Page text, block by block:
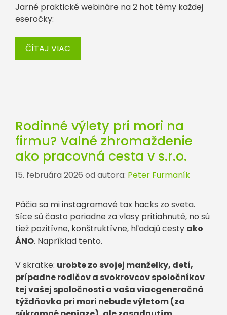
Jarné praktické webináre na 2 hot témy každej
eseročky:
ČÍTAJ VIAC
Rodinné výlety pri mori na
firmu? Valné zhromaždenie
ako pracovná cesta v s.r.o.
15. februára 2026 od autora: Peter Furmaník
Páčia sa mi instagramové tax hacks zo sveta.
Síce sú často poriadne za vlasy pritiahnuté, no sú
tiež pozitívne, konštruktívne, hľadajú cesty ako
ÁNO. Napríklad tento.
V skratke: urobte zo svojej manželky, detí,
prípadne rodičov a svokrovcov spoločníkov
tej vašej spoločnosti a vaša viacgeneračná
týždňovka pri mori nebude výletom (za